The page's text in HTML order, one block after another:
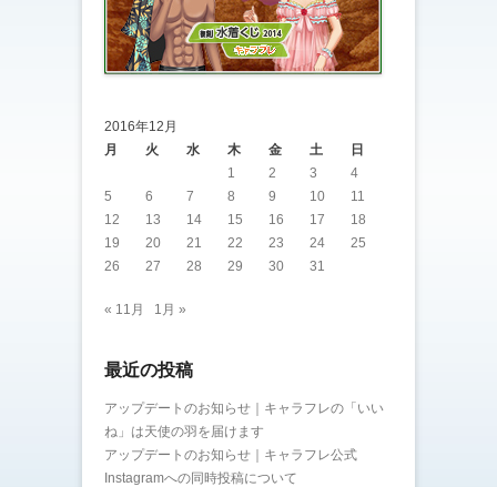
2016年12月
月
火 水 木 金 土
日
1
2 3
4
5
6 7 8 9 10
11
12
13 14 15 16 17
18
19
20 21 22 23 24
25
26
27 28 29 30 31
« 11月 1月 »
最近の投稿
アップデートのお知らせ｜キャラフレの「いい
ね」は天使の羽を届けます
アップデートのお知らせ｜キャラフレ公式
Instagramへの同時投稿について